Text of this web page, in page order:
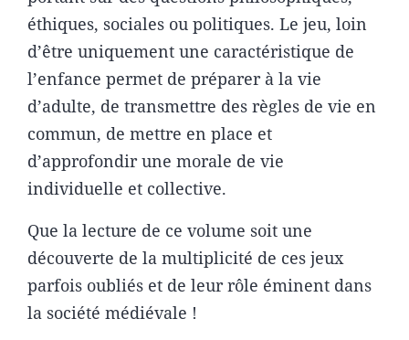
éthiques, sociales ou politiques. Le jeu, loin
d’être uniquement une caractéristique de
l’enfance permet de préparer à la vie
d’adulte, de transmettre des règles de vie en
commun, de mettre en place et
d’approfondir une morale de vie
individuelle et collective.
Que la lecture de ce volume soit une
découverte de la multiplicité de ces jeux
parfois oubliés et de leur rôle éminent dans
la société médiévale !